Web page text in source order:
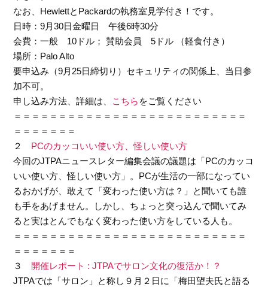
なお、HewlettとPackardの執務室見学付き！です。
日時：9月30日金曜日 午後6時30分
会費：一般 10ドル； 賛助会員 5ドル （軽食付き）
場所：Palo Alto
要申込み（9月25日締切り）セキュリティの関係上、当日参
加不可。
申し込み方法、詳細は、 こちら をご覧ください
＝＝＝＝＝＝＝＝＝＝＝＝＝＝＝＝＝＝＝＝＝＝＝＝＝＝
＝＝＝＝＝＝＝
２ PCのカッコいい使い方、怪しい使い方
今回のJTPAニュースレター編集会議の議題は「PCのカッコ
いい使い方、怪しい使い方」。PCが生活の一部になってい
るおかげが、敢えて「変わった使い方は？」と聞いても誰
も手をあげません。しかし、ちょっと突っ込んで聞いてみ
ると実はとんでもなく変わった使い方をしている人も。
＝＝＝＝＝＝＝＝＝＝＝＝＝＝＝＝＝＝＝＝＝＝＝＝＝＝
＝＝＝＝＝＝＝
３ 開催レポート : JTPAでサロン文化の復活か！？
JTPAでは「サロン」と称し９月２日に「梅田望夫氏と語る